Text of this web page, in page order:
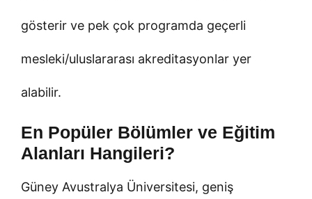
gösterir ve pek çok programda geçerli
mesleki/uluslararası akreditasyonlar yer
alabilir.
En Popüler Bölümler ve Eğitim
Alanları Hangileri?
Güney Avustralya Üniversitesi, geniş